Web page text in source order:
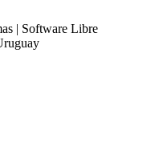
| Software Libre